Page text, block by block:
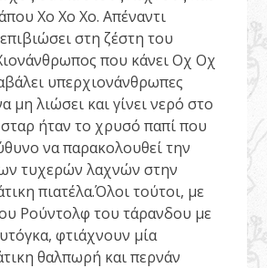
Χο Χο Χο. Απέναντι
στη ζέστη του
που κάνει Οχ Οχ
υπερχιονάνθρωπες
μη λιώσει και γίνει νερό στο
ήταν το χρυσό παπί που
να παρακολουθεί την
τυχερών λαχνών στην
πιατέλα.Όλοι τούτοι, με
Ρούντολφ του τάρανδου με
φτιάχνουν μία
θαλπωρή και περνάν